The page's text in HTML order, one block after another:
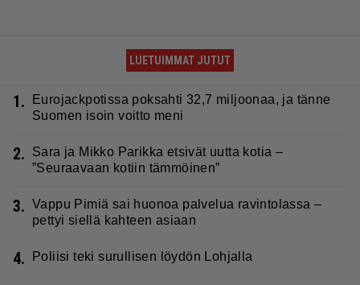
LUETUIMMAT JUTUT
1.
Eurojackpotissa poksahti 32,7 miljoonaa, ja tänne
Suomen isoin voitto meni
2.
Sara ja Mikko Parikka etsivät uutta kotia –
”Seuraavaan kotiin tämmöinen”
3. Vappu Pimiä sai huonoa palvelua ravintolassa –
pettyi siellä kahteen asiaan
4. Poliisi teki surullisen löydön Lohjalla